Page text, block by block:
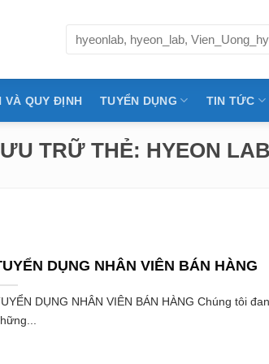
kiếm:
VÀ QUY ĐỊNH TUYỂN DỤNG TIN TỨC
TRỮ THẺ: HYEON
DỤNG NHÂN VIÊN BÁN HÀNG
DỤNG NHÂN VIÊN BÁN HÀNG Chúng tôi